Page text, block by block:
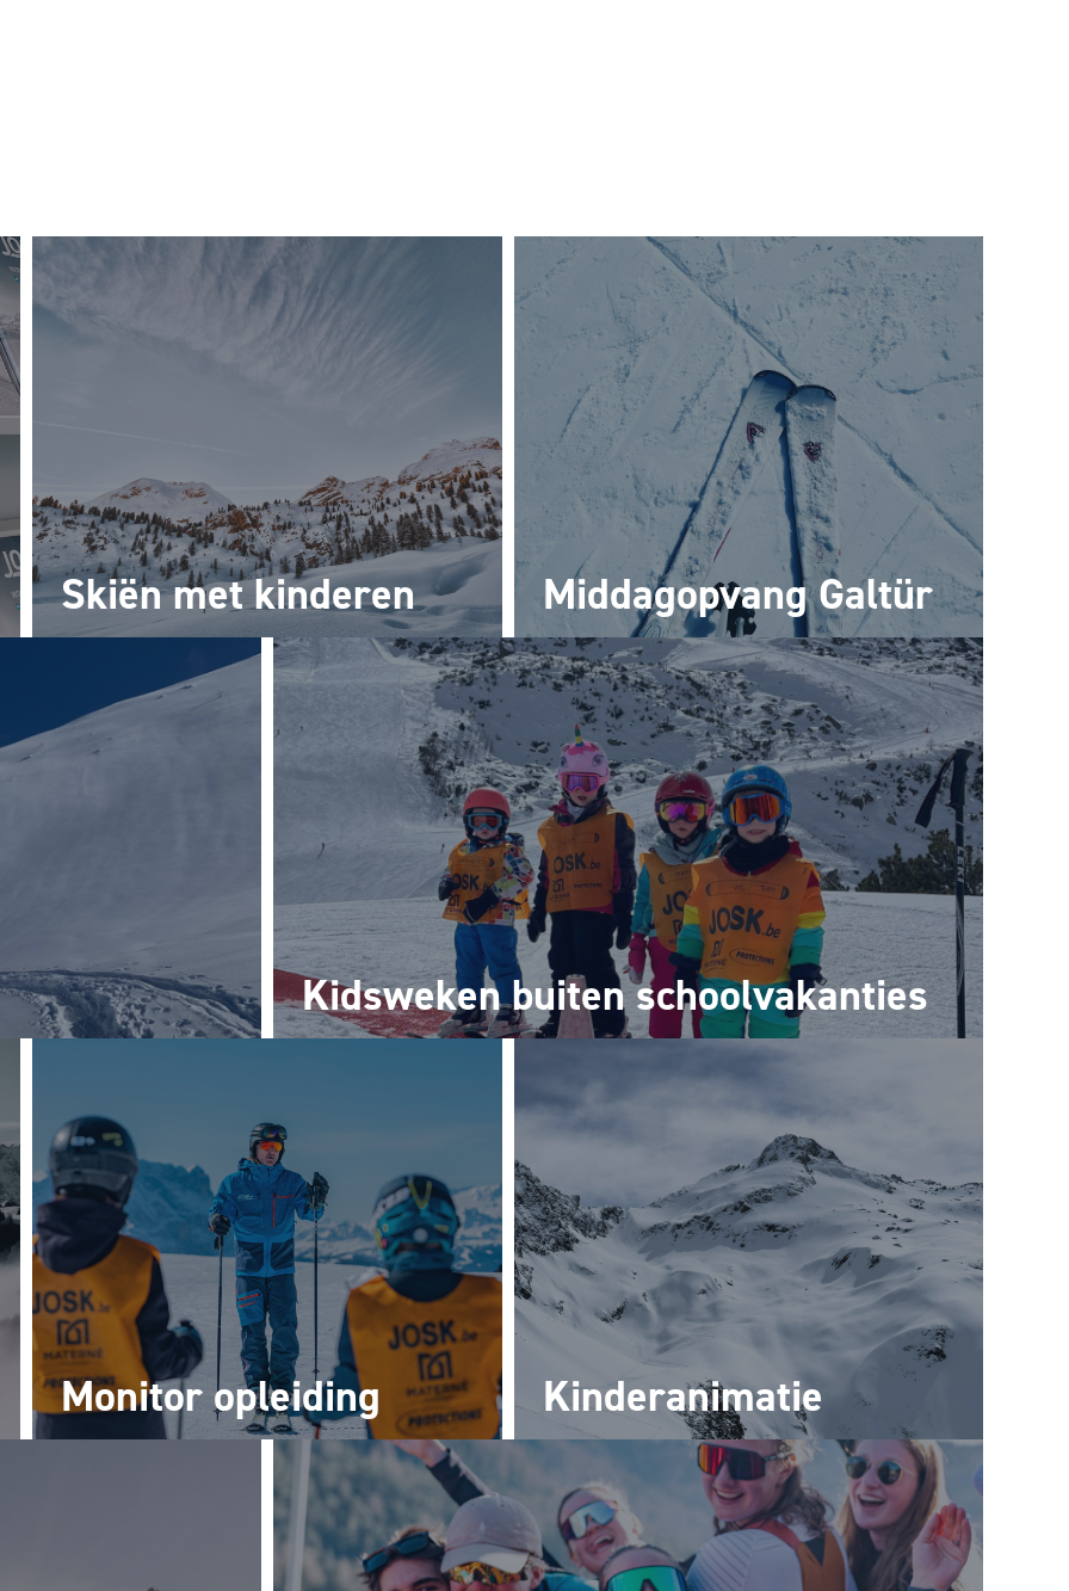
Skiën met kinderen Middagopvang Galtür
Kidsweken buiten schoolvakanties
Monitor opleiding Kinderanimatie